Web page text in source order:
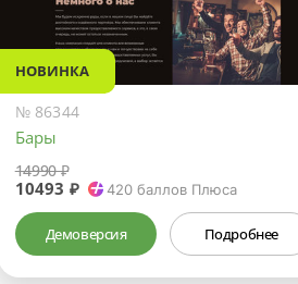
НОВИНКА
№ 86344
Бары
14990 ₽
10493 ₽ 420 баллов Плюса
Демоверсия Подробнее